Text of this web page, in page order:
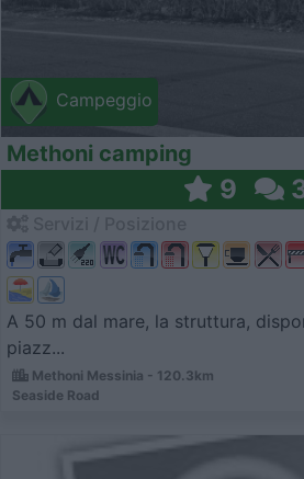
Campeggio
Methoni camping
9
A 50 m dal mare, la struttura,
piazz...
Methoni Messinia - 120.3km
Seaside Road